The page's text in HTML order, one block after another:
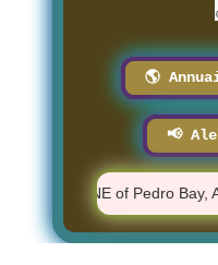
🌎
📢
56 km ENE of Pedro Bay,